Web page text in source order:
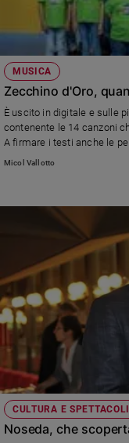
Interviste
Papa
Papa
Chiesa
Chiesa
fede
Parola
del
giorno
Santo
del
giorno
Società
e
MUSICA
Zecchino d'Oro,
È uscito in digitale e sulle
contenente le 14 canzoni
A firmare i testi anche le
Micol Vallotto
CULTURA E SPETTACOLI
Noseda, che